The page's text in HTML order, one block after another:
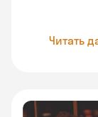
Читать